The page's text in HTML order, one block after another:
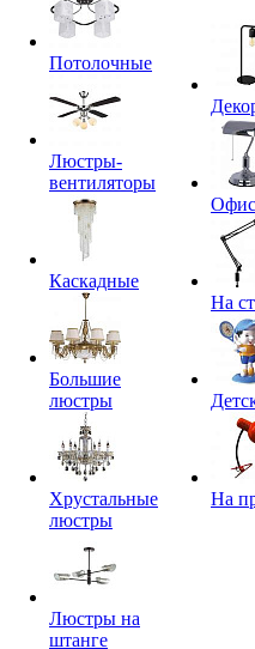
Потолочные
Люстры-
вентиляторы
Каскадные
Большие
люстры
Хрустальные
люстры
Люстры на
штанге
На
На